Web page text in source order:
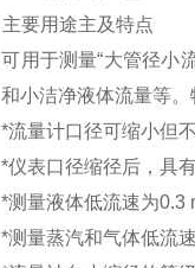
主要用途主及特点
可用于测量“大管径小
和小洁净液体流量等。
*流量计口径可缩小但
*仪表口径缩径后，具
*测量液体低流速为0.3
*测量蒸汽和气体低流